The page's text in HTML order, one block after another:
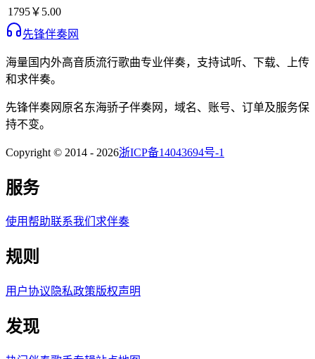
1795￥5.00
先锋伴奏网
海量国内外高音质流行歌曲专业伴奏，支持试听、下载、上传
和求伴奏。
先锋伴奏网 原名东海骄子伴奏网 ，域名、账号、订单及服务保
持不变。
Copyright © 2014 - 2026浙ICP备14043694号-1
服务
使用帮助联系我们 求伴奏
规则
用户协议 隐私政策版权声明
发现